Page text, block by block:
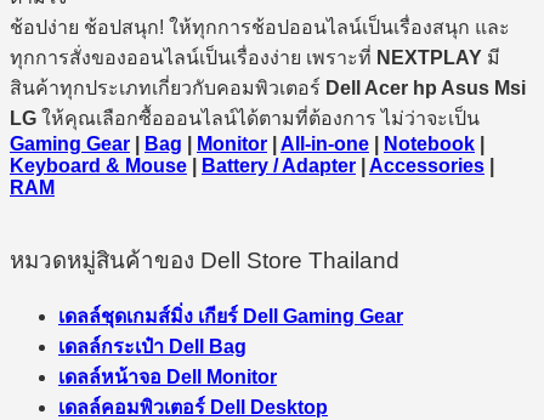
ช้อปง่าย ช้อปสนุก! ให้ทุกการช้อปออนไลน์เป็นเรื่องสนุก และ
ทุกการสั่งของออนไลน์เป็นเรื่องง่าย เพราะที่ NEXTPLAY มี
สินค้าทุกประเภทเกี่ยวกับคอมพิวเตอร์ Dell Acer hp Asus Msi
LG ให้คุณเลือกซื้อออนไลน์ได้ตามที่ต้องการ ไม่ว่าจะเป็น
Gaming Gear
Bag Monitor All-in-one Notebook
Keyboard & Mouse
Battery / Adapter Accessories
RAM
หมวดหมู่สินค้าของ Dell Store Thailand
เดลล์ชุดเกมส์มิ่ง เกียร์ Dell Gaming Gear
เดลล์กระเป๋า Dell Bag
เดลล์หน้าจอ Dell Monitor
เดลล์คอมพิวเตอร์ Dell Desktop